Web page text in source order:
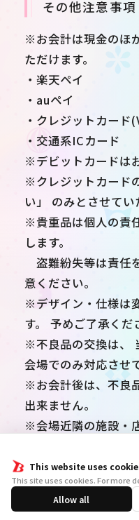
This website uses
This site uses cookies. For more
Allow all
その他注意事項
※お会計は現金のほ
ただけます。
・楽天ペイ
・auペイ
・クレジットカー
・交通系ICカード
※デビットカードは
※クレジットカード
い」 のみとさせてい
※貴重品は個人の責
します。
盗難紛失等は責任
意ください。
※デザイン・仕様は
す。 予めご了承くだ
※不良品の交換は、
会場でのみ対応させ
※お会計後は、不良
出来ません。
※会場近隣の施設・
※当日の混雑緩和の
間までの間は、 会場
さい。